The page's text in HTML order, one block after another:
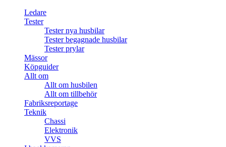
Ledare
Tester
Tester nya husbilar
Tester begagnade husbilar
Tester prylar
Mässor
Köpguider
Allt om
Allt om husbilen
Allt om tillbehör
Fabriksreportage
Teknik
Chassi
Elektronik
VVS